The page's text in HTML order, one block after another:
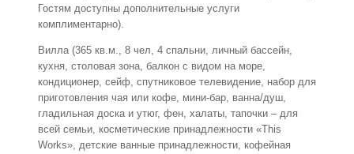
Гостям доступны дополнительные услуги
комплиментарно).
Вилла (365 кв.м., 8 чел, 4 спальни, личный бассейн,
кухня, столовая зона, балкон с видом на море,
кондиционер, сейф, спутниковое телевидение, набор для
приготовления чая или кофе, мини-бар, ванна/душ,
гладильная доска и утюг, фен, халаты, тапочки – для
всей семьи, косметические принадлежности «This
Works», детские ванные принадлежности, кофейная